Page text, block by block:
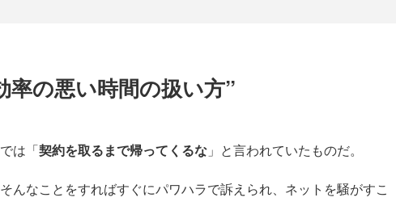
率の悪い時間の扱い方”
は「契約を取るまで帰ってくるな 」と言われていたものだ。
んなことをすればすぐにパワハラで訴えられ、ネットを騒がすこ